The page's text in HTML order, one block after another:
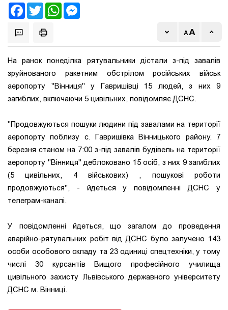
FacebookTwitter WhatsApp
На ранок понеділка рятувальники дістали з-під завалів
зруйнованого ракетним обстрілом російських військ
аеропорту "Вінниця" у Гавришівці 15 людей, з них 9
загиблих, включаючи 5 цивільних, повідомляє ДСНС.
"Продовжуються пошуки людини під завалами на території
аеропорту поблизу с. Гавришівка Вінницького району. 7
березня станом на 7:00 з-під завалів будівель на території
аеропорту "Вінниця" деблоковано 15 осіб, з них 9 загиблих
(5 цивільних, 4 військових) , пошукові роботи
продовжуються", - йдеться у повідомленні ДСНС у
телеграм-каналі.
У повідомленні йдеться, що загалом до проведення
аварійно-рятувальних робіт від ДСНС було залучено 143
особи особового складу та 23 одиниці спецтехніки, у тому
числі 30 курсантів Вищого професійного училища
цивільного захисту Львівського державного університету
ДСНС м. Вінниці.